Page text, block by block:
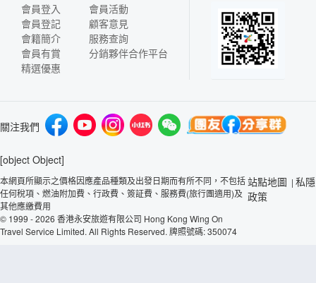
會員登入
會員登記
會籍簡介
會員有賞
精選優惠
會員活動
顧客意見
服務查詢
分銷夥伴合作平台
關注我們
[object Object]
本網頁所顯示之價格因應產品種類及出發日期而有所不同，不包括
任何稅項、燃油附加費、行政費、簽証費、服務費(旅行團適用)及
其他應繳費用
© 1999 - 2026 香港永安旅遊有限公司 Hong Kong Wing On
Travel Service Limited. All Rights Reserved. 牌照號碼: 350074
站點地圖 | 私隱
政策